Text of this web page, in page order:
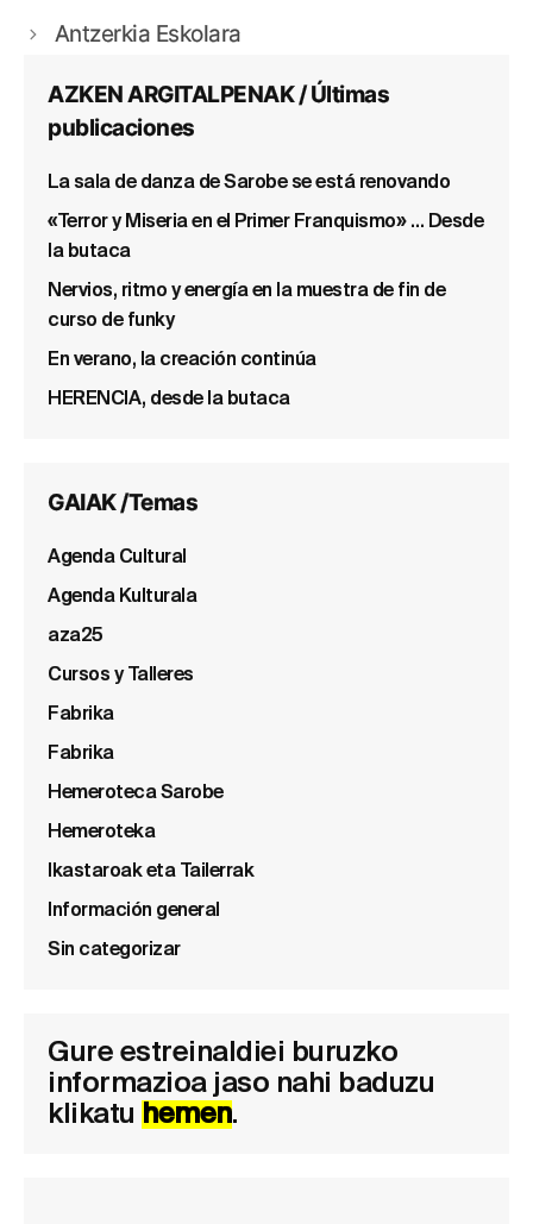
Antzerkia Eskolara
AZKEN ARGITALPENAK / Últimas
publicaciones
La sala de danza de Sarobe se está renovando
«Terror y Miseria en el Primer Franquismo» … Desde
la butaca
Nervios, ritmo y energía en la muestra de fin de
curso de funky
En verano, la creación continúa
HERENCIA, desde la butaca
GAIAK /Temas
Agenda Cultural
Agenda Kulturala
aza25
Cursos y Talleres
Fabrika
Fabrika
Hemeroteca Sarobe
Hemeroteka
Ikastaroak eta Tailerrak
Información general
Sin categorizar
Gure estreinaldiei buruzko
informazioa jaso nahi baduzu
klikatu hemen.